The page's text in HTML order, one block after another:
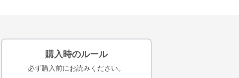
購入時のルール
必ず購入前にお読みください。